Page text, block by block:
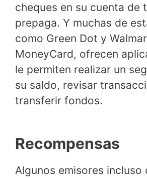
cheques en su cuenta de
prepaga. Y muchas de
como Green Dot y
MoneyCard, ofrecen
le permiten realizar un
su saldo, revisar
transferir fondos.
Recompensas
Algunos emisores incluso